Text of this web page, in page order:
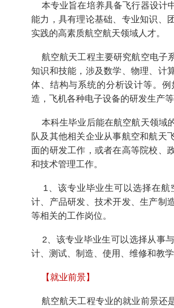
本专业旨在培养具备飞行器设计
能力，具有理论基础、专业知识、
实践的高素质航空航天领域人才。
航空航天工程主要研究航空电子
知识和技能，涉及数学、物理、计
体、结构与系统的分析设计等。
造，飞机各种电子设备的研发生产等
本科生毕业后能在航空航天领域
队及其他相关企业从事航空和航天
面的研发工作，或者在高等院校、
和技术管理工作。
1、该专业毕业生可以选择在航
计、产品研发、技术开发、生产制
等相关的工作岗位。
2、该专业毕业生可以选择从事
计、测试、制造、使用、维修和教学
【就业前景】
航空航天工程专业的就业前景还